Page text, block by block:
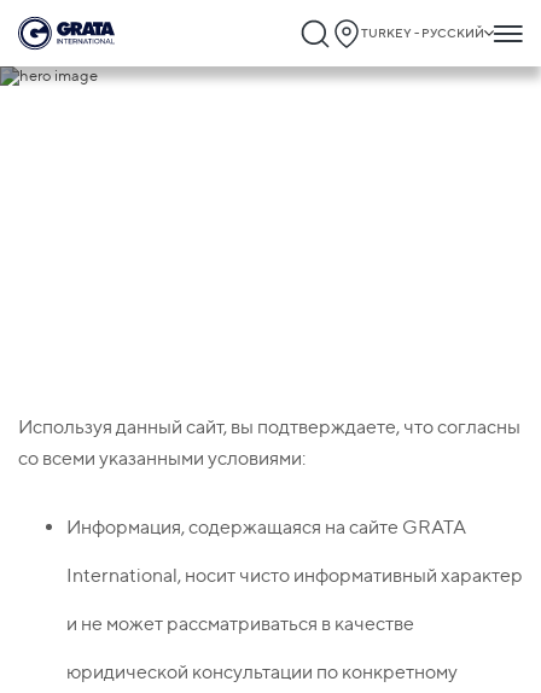
TURKEY - РУССКИЙ
Используя данный сайт, вы подтверждаете, что согласны
со всеми указанными условиями:
Информация, содержащаяся на сайте GRATA
International, носит чисто информативный характер
и не может рассматриваться в качестве
юридической консультации по конкретному